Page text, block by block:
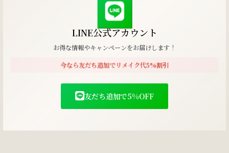
LINE公式アカウント
お得な情報やキャンペーンをお届けします！
今なら友だち追加でリメイク代5%割引
友だち追加で5%OFF